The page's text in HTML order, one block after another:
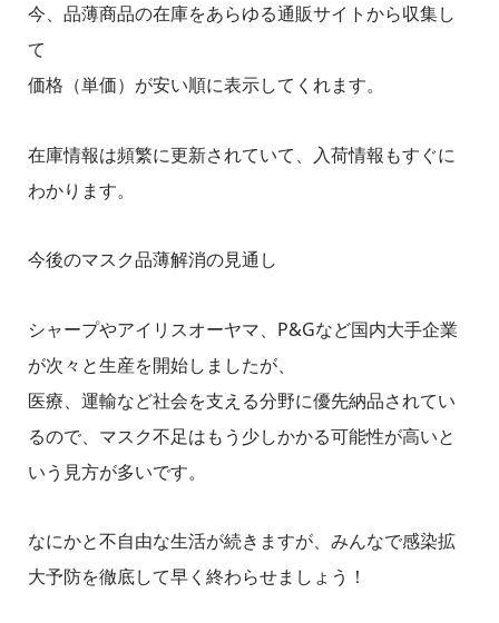
今、品薄商品の在庫をあらゆる通販サイトから収集し
て
価格（単価）が安い順に表示してくれます。
在庫情報は頻繁に更新されていて、入荷情報もすぐに
わかります。
今後のマスク品薄解消の見通し
シャープやアイリスオーヤマ、P&Gなど国内大手企業
が次々と生産を開始しましたが、
医療、運輸など社会を支える分野に優先納品されてい
るので、マスク不足はもう少しかかる可能性が高いと
いう見方が多いです。
なにかと不自由な生活が続きますが、みんなで感染拡
大予防を徹底して早く終わらせましょう！